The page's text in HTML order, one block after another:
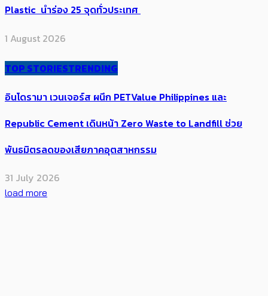
Plastic นำร่อง 25 จุดทั่วประเทศ
1 August 2026
TOP STORIESTRENDING
อินโดรามา เวนเจอร์ส ผนึก PETValue Philippines และ
Republic Cement เดินหน้า Zero Waste to Landfill ​ช่วย
พันธมิตร​ลดของเสียภาคอุตสาหกรรม
31 July 2026
load more